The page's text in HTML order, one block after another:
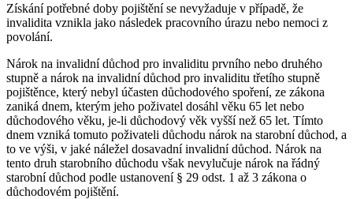
Získání potřebné doby pojištění se nevyžaduje v případě, že
invalidita vznikla jako následek pracovního úrazu nebo nemoci z
povolání.
Nárok na invalidní důchod pro invaliditu prvního nebo druhého
stupně a nárok na invalidní důchod pro invaliditu třetího stupně
pojištěnce, který nebyl účasten důchodového spoření, ze zákona
zaniká dnem, kterým jeho poživatel dosáhl věku 65 let nebo
důchodového věku, je-li důchodový věk vyšší než 65 let. Tímto
dnem vzniká tomuto poživateli důchodu nárok na starobní důchod, a
to ve výši, v jaké náležel dosavadní invalidní důchod. Nárok na
tento druh starobního důchodu však nevylučuje nárok na řádný
starobní důchod podle ustanovení § 29 odst. 1 až 3 zákona o
důchodovém pojištění.